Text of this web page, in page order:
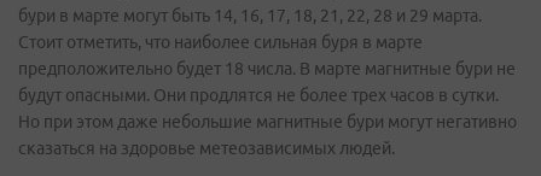
бури в марте могут быть 14, 16, 17, 18, 21, 22, 28 и 29 марта.
Стоит отметить, что наиболее сильная буря в марте
предположительно будет 18 числа. В марте магнитные бури не
будут опасными. Они продлятся не более трех часов в сутки.
Но при этом даже небольшие магнитные бури могут негативно
сказаться на здоровье метеозависимых людей.